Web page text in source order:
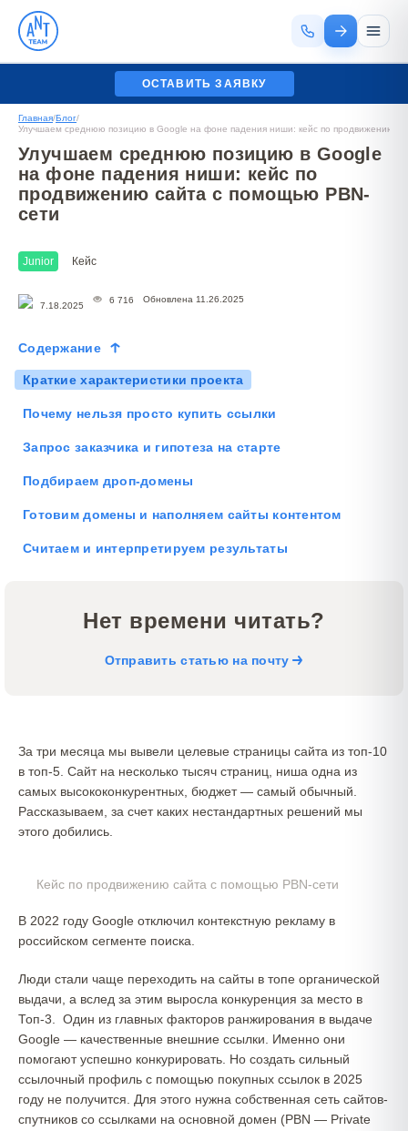
ОСТАВИТЬ ЗАЯВКУ
Главная/Блог/
Улучшаем среднюю позицию в Google на фоне падения ниши: кейс по продвижению
Улучшаем среднюю позицию в Google
на фоне падения ниши: кейс по
продвижению сайта с помощью PBN-
сети
Junior Кейс
7.18.2025
6 716 Обновлена 11.26.2025
Содержание
Краткие характеристики проекта
Почему нельзя просто купить ссылки
Запрос заказчика и гипотеза на старте
Подбираем дроп-домены
Готовим домены и наполняем сайты контентом
Считаем и интерпретируем результаты
Нет времени читать?
Отправить статью на почту
За три месяца мы вывели целевые страницы сайта из топ-10
в топ-5. Сайт на несколько тысяч страниц, ниша одна из
самых высококонкурентных, бюджет — самый обычный.
Рассказываем, за счет каких нестандартных решений мы
этого добились.
Кейс по продвижению сайта с помощью PBN-сети
В 2022 году Google отключил контекстную рекламу в
российском сегменте поиска.
Люди стали чаще переходить на сайты в топе органической
выдачи, а вслед за этим выросла конкуренция за место в
Топ-3. Один из главных факторов ранжирования в выдаче
Google — качественные внешние ссылки. Именно они
помогают успешно конкурировать. Но создать сильный
ссылочный профиль с помощью покупных ссылок в 2025
году не получится. Для этого нужна собственная сеть сайтов-
спутников со ссылками на основной домен (PBN — Private